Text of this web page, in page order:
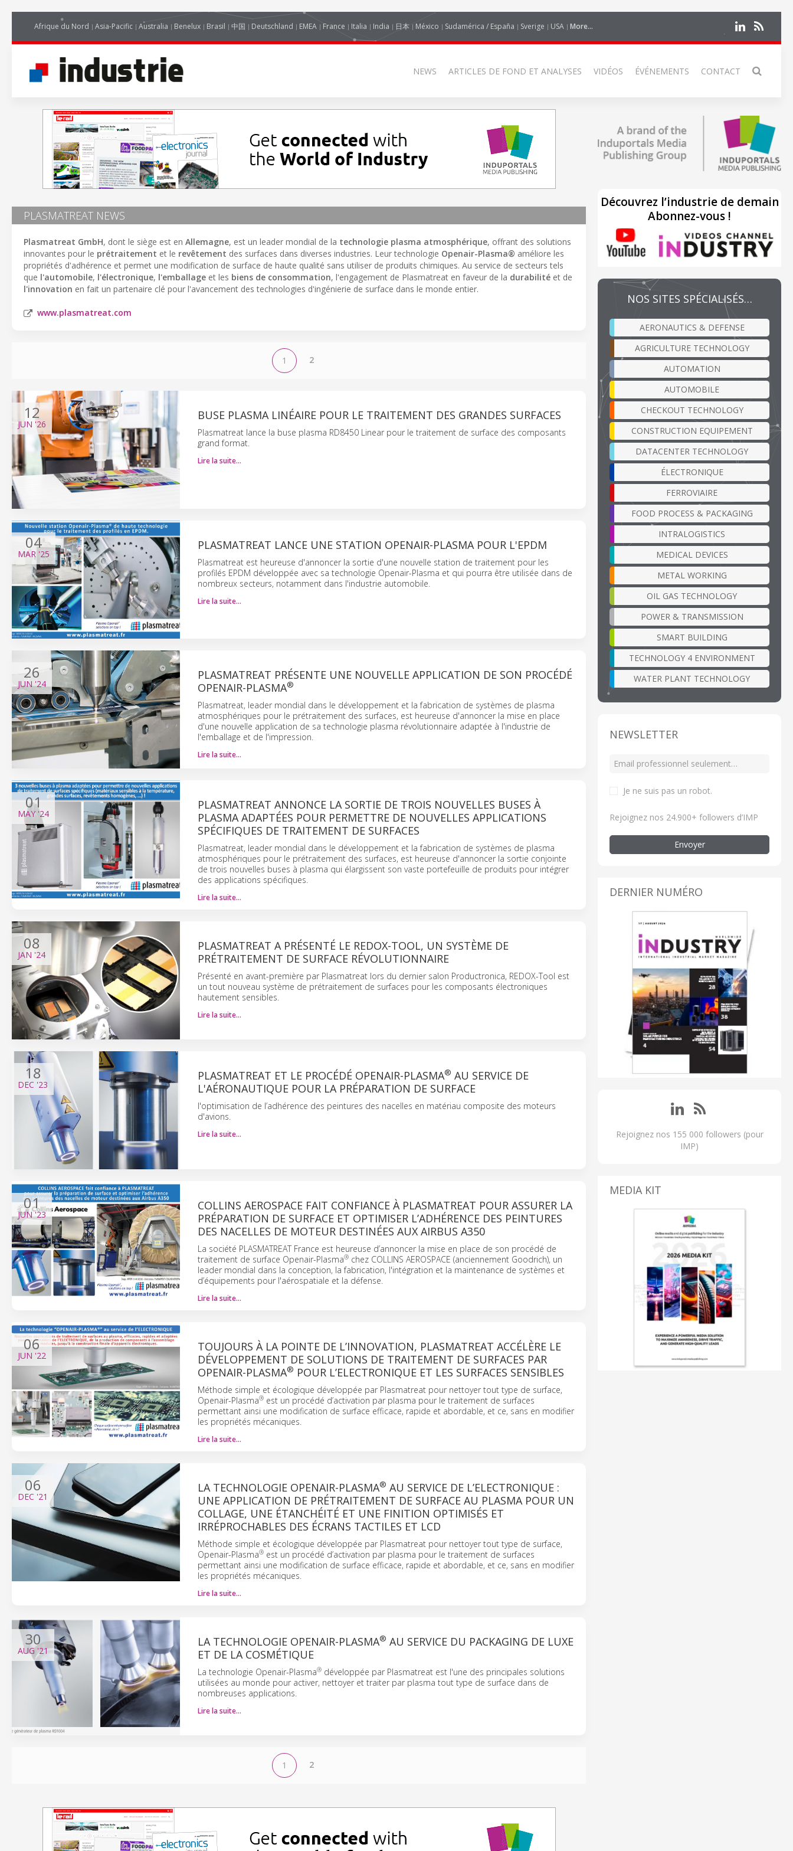
Afrique du Nord Asia-Pacific Australia Benelux Brasil 中国 Deutschland EMEA France Italia India 日本 México Sudamérica / España Sverige USA More...
NEWS ARTICLES DE FOND ET ANALYSES VIDÉOS ÉVÉNEMENTS CONTACT
PLASMATREAT NEWS
Plasmatreat GmbH, dont le siège est en Allemagne, est un leader mondial de la technologie plasma atmosphérique, offrant des solutions
innovantes pour le prétraitement et le revêtement des surfaces dans diverses industries. Leur technologie Openair-Plasma® améliore les
propriétés d'adhérence et permet une modification de surface de haute qualité sans utiliser de produits chimiques. Au service de secteurs tels
que l'automobile, l'électronique, l'emballage et les biens de consommation, l'engagement de Plasmatreat en faveur de la durabilité et de
l'innovation en fait un partenaire clé pour l'avancement des technologies d'ingénierie de surface dans le monde entier.
www.plasmatreat.com
1 2
12
JUN '26
BUSE PLASMA LINÉAIRE POUR LE TRAITEMENT DES GRANDES SURFACES
Plasmatreat lance la buse plasma RD8450 Linear pour le traitement de surface des composants
grand format.
Lire la suite…
04
MAR '25
PLASMATREAT LANCE UNE STATION OPENAIR-PLASMA POUR L'EPDM
Plasmatreat est heureuse d'annoncer la sortie d'une nouvelle station de traitement pour les
profilés EPDM développée avec sa technologie Openair-Plasma et qui pourra être utilisée dans de
nombreux secteurs, notamment dans l'industrie automobile.
Lire la suite…
26
JUN'24
PLASMATREAT PRÉSENTE UNE NOUVELLE APPLICATION DE SON PROCÉDÉ
OPENAIR-PLASMA®
Plasmatreat, leader mondial dans le développement et la fabrication de systèmes de plasma
atmosphériques pour le prétraitement des surfaces, est heureuse d'annoncer la mise en place
d'une nouvelle application de sa technologie plasma révolutionnaire adaptée à l'industrie de
l'emballage et de l'impression.
Lire la suite…
01
MAY'24
PLASMATREAT ANNONCE LA SORTIE DE TROIS NOUVELLES BUSES À
PLASMA ADAPTÉES POUR PERMETTRE DE NOUVELLES APPLICATIONS
SPÉCIFIQUES DE TRAITEMENT DE SURFACES
Plasmatreat, leader mondial dans le développement et la fabrication de systèmes de plasma
atmosphériques pour le prétraitement des surfaces, est heureuse d'annoncer la sortie conjointe
de trois nouvelles buses à plasma qui élargissent son vaste portefeuille de produits pour intégrer
des applications spécifiques.
Lire la suite…
08
JAN '24
PLASMATREAT A PRÉSENTÉ LE REDOX-TOOL, UN SYSTÈME DE
PRÉTRAITEMENT DE SURFACE RÉVOLUTIONNAIRE
Présenté en avant-première par Plasmatreat lors du dernier salon Productronica, REDOX-Tool est
un tout nouveau système de prétraitement de surfaces pour les composants électroniques
hautement sensibles.
Lire la suite…
18
DEC '23
PLASMATREAT ET LE PROCÉDÉ OPENAIR-PLASMA® AU SERVICE DE
L'AÉRONAUTIQUE POUR LA PRÉPARATION DE SURFACE
l'optimisation de l’adhérence des peintures des nacelles en matériau composite des moteurs
d'avions.
Lire la suite…
01
JUN'23
COLLINS AEROSPACE FAIT CONFIANCE À PLASMATREAT POUR ASSURER LA
PRÉPARATION DE SURFACE ET OPTIMISER L’ADHÉRENCE DES PEINTURES
DES NACELLES DE MOTEUR DESTINÉES AUX AIRBUS A350
La société PLASMATREAT France est heureuse d’annoncer la mise en place de son procédé de
traitement de surface Openair-Plasma®chez COLLINS AEROSPACE (anciennement Goodrich), un
leader mondial dans la conception, la fabrication, l'intégration et la maintenance de systèmes et
d’équipements pour l'aérospatiale et la défense.
Lire la suite…
06
JUN '22
TOUJOURS À LA POINTE DE L’INNOVATION, PLASMATREAT ACCÉLÈRE LE
DÉVELOPPEMENT DE SOLUTIONS DE TRAITEMENT DE SURFACES PAR
OPENAIR-PLASMA® POUR L’ELECTRONIQUE ET LES SURFACES SENSIBLES
Méthode simple et écologique développée par Plasmatreat pour nettoyer tout type de surface,
Openair-Plasma®est un procédé d’activation par plasma pour le traitement de surfaces
permettant ainsi une modification de surface efficace, rapide et abordable, et ce, sans en modifier
les propriétés mécaniques.
Lire la suite…
06
DEC '21
LA TECHNOLOGIE OPENAIR-PLASMA® AU SERVICE DE L’ELECTRONIQUE :
UNE APPLICATION DE PRÉTRAITEMENT DE SURFACE AU PLASMA POUR UN
COLLAGE, UNE ÉTANCHÉITÉ ET UNE FINITION OPTIMISÉS ET
IRRÉPROCHABLES DES ÉCRANS TACTILES ET LCD
Méthode simple et écologique développée par Plasmatreat pour nettoyer tout type de surface,
Openair-Plasma®est un procédé d’activation par plasma pour le traitement de surfaces
permettant ainsi une modification de surface efficace, rapide et abordable, et ce, sans en modifier
les propriétés mécaniques.
Lire la suite…
30
AUG'21
LA TECHNOLOGIE OPENAIR-PLASMA® AU SERVICE DU PACKAGING DE LUXE
ET DE LA COSMÉTIQUE
La technologie Openair-Plasma®développée par Plasmatreat est l'une des principales solutions
utilisées au monde pour activer, nettoyer et traiter par plasma tout type de surface dans de
nombreuses applications.
Lire la suite…
1 2
Découvrez l’industrie de demain
Abonnez-vous !
NOS SITES SPÉCIALISÉS…
AERONAUTICS & DEFENSE
AGRICULTURE TECHNOLOGY
AUTOMATION
AUTOMOBILE
CHECKOUT TECHNOLOGY
CONSTRUCTION EQUIPEMENT
DATACENTER TECHNOLOGY
ÉLECTRONIQUE
FERROVIAIRE
FOOD PROCESS & PACKAGING
INTRALOGISTICS
MEDICAL DEVICES
METAL WORKING
OIL GAS TECHNOLOGY
POWER & TRANSMISSION
SMART BUILDING
TECHNOLOGY 4 ENVIRONMENT
WATER PLANT TECHNOLOGY
NEWSLETTER
Je ne suis pas un robot.
Rejoignez nos 24.900+ followers d’IMP
Envoyer
DERNIER NUMÉRO
Rejoignez nos 155 000 followers (pour
IMP)
MEDIA KIT